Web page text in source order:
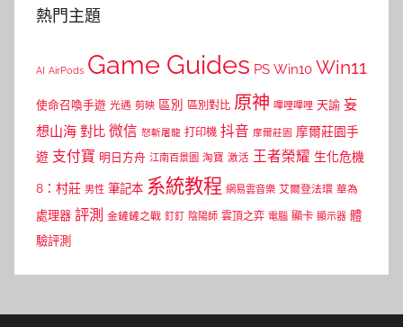
熱門主題
AI AirPods Game Guides PS Win10 Win11
使命召喚手遊 光遇 剪映 區別 區別對比 原神 嗶哩嗶哩 天諭 妄
想山海 對比 微信 怒斬屠龍 打印機 抖音 摩爾莊園 摩爾莊園手
遊 支付寶 明日方舟 江南百景圖 淘寶 激活 王者榮耀 生化危機
8：村莊 男性 筆記本 系統教程 網易雲音樂 艾爾登法環 華為
處理器 評測 金鏟鏟之戰 釘釘 陰陽師 雲頂之弈 電腦 顯卡 顯示器 體
驗評測